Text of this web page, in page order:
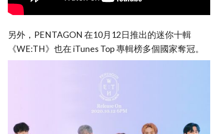
另外，PENTAGON 在10月12日推出的迷你十輯
《WE:TH》也在 iTunes Top 專輯榜多個國家奪冠。